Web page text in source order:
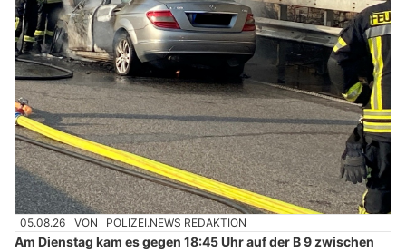
05.08.26 VON POLIZEI.NEWS REDAKTION
Am Dienstag kam es gegen 18:45 Uhr auf der B 9 zwischen